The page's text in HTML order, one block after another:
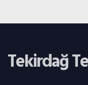
Tekirdağ